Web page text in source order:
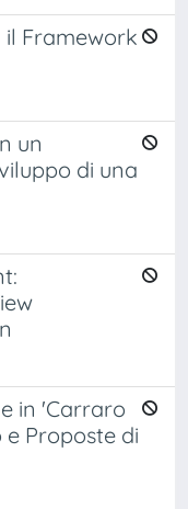
il Framework
un
di una
in 'Carraro
e Proposte di